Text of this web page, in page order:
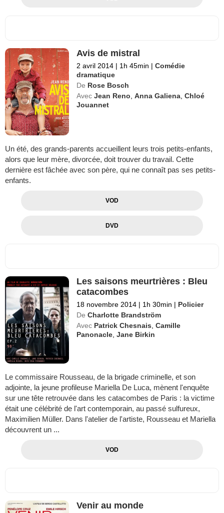
Avis de mistral
2 avril 2014 | 1h 45min | Comédie
dramatique
De Rose Bosch
Avec Jean Reno ,Anna Galiena ,Chloé
Jouannet
Un été, des grands-parents accueillent leurs trois petits-enfants,
alors que leur mère, divorcée, doit trouver du travail. Cette
dernière est fâchée avec son père, qui ne connaît pas ses petits-
enfants.
VOD
DVD
Les saisons meurtrières : Bleu
catacombes
18 novembre 2014 | 1h 30min | Policier
De Charlotte Brandström
Avec Patrick Chesnais ,Camille
Panonacle ,Jane Birkin
Le commissaire Rousseau, de la brigade criminelle, et son
adjointe, la jeune profileuse Mariella De Luca, mènent l'enquête
sur une tête retrouvée dans les catacombes de Paris : la victime
était une célébrité de l'art contemporain, au passé sulfureux,
Maximilien Müller. Dans l'atelier de l'artiste, Rousseau et Mariella
découvrent un ...
VOD
Venir au monde